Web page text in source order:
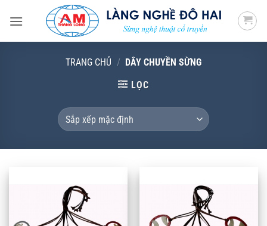
qua
TRANG CHỦ / DÂY CHUYỀN SỪNG
LỌC